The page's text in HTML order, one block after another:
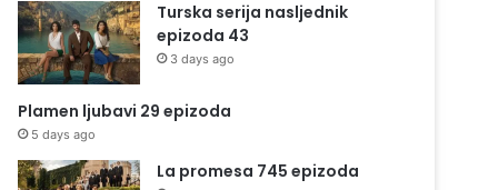
Turska serija nasljednik
epizoda 43
3 days ago
Plamen ljubavi 29 epizoda
5 days ago
La promesa 745 epizoda